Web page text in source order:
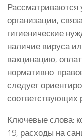
Рассматриваются
организации,
гигиенические
наличие вируса
вакцинацию,
нормативно-
следует
соответствующих
Ключевые слова:
19, расходы на